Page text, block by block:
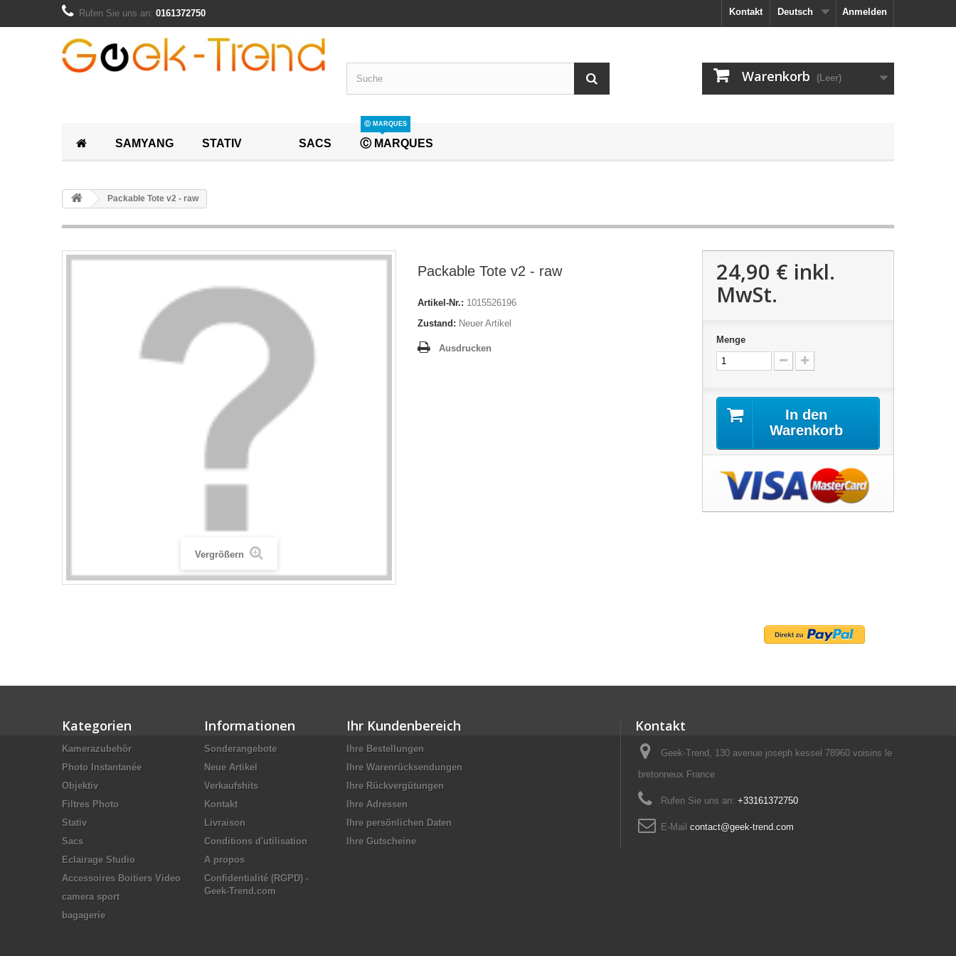
Anmelden
Deutsch
Kontakt
Rufen Sie uns an: 0161372750
Warenkorb (Leer)
SAMYANG STATIV SACS Ⓒ MARQUES
Ⓒ MARQUES
Packable Tote v2 - raw
Vergrößern
Packable Tote v2 - raw
Artikel-Nr.: 1015526196
Zustand: Neuer Artikel
Ausdrucken
24,90 € inkl.
MwSt.
Menge
In den
Warenkorb
Kategorien
Kamerazubehör
Photo Instantanée
Objektiv
Filtres Photo
Stativ
Sacs
Eclairage Studio
Accessoires Boitiers Video
camera sport
bagagerie
Informationen
Sonderangebote
Neue Artikel
Verkaufshits
Kontakt
Livraison
Conditions d'utilisation
A propos
Confidentialité (RGPD) -
Geek-Trend.com
Ihr Kundenbereich
Ihre Bestellungen
Ihre Warenrücksendungen
Ihre Rückvergütungen
Ihre Adressen
Ihre persönlichen Daten
Ihre Gutscheine
Kontakt
Geek-Trend, 130 avenue joseph kessel 78960 voisins le
bretonneux France
Rufen Sie uns an: +33161372750
E-Mail contact@geek-trend.com